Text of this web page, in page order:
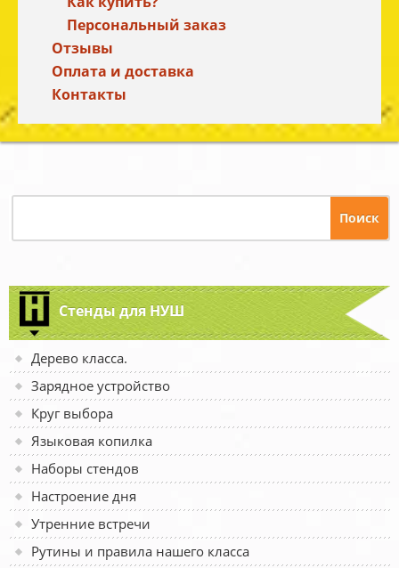
Персональный заказ
Отзывы
Оплата и доставка
Контакты
Стенды для НУШ
Дерево класса.
Зарядное устройство
Круг выбора
Языковая копилка
Наборы стендов
Настроение дня
Утренние встречи
Рутины и правила нашего класса